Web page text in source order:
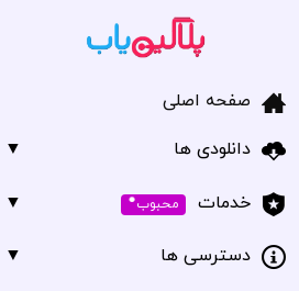
صفحه اصلی
دانلودی ها
▼
خدمات محبوب•
▼
دسترسی ها
▼